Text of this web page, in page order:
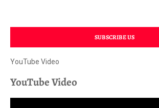
SUBSCRIBE US
YouTube Video
YouTube Video